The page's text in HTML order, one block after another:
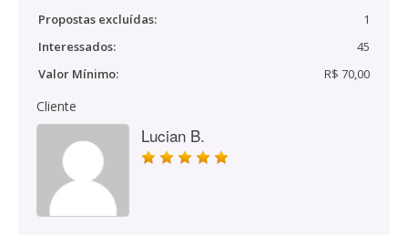
Propostas excluídas:
1
Interessados:
45
Valor Mínimo:
R$ 70,00
Cliente
Lucian B.